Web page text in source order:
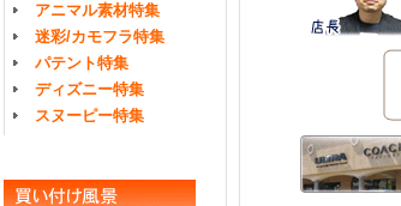
アニマル素材特集
迷彩/カモフラ特集
パテント特集
ディズニー特集
スヌーピー特集